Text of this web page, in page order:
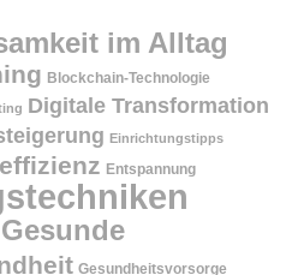
im Alltag
Blockchain-Technologie
Digitale Transformation
Einrichtungstipps
Entspannung
Gesunde
Gesundheitsvorsorge